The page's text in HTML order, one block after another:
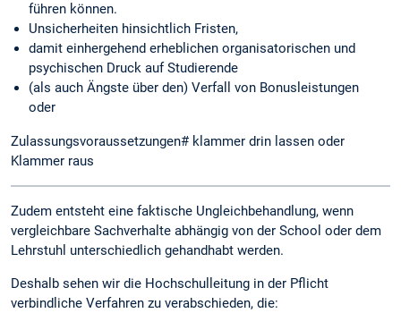
führen können.
Unsicherheiten hinsichtlich Fristen,
damit einhergehend erheblichen organisatorischen und
psychischen Druck auf Studierende
(als auch Ängste über den) Verfall von Bonusleistungen
oder
Zulassungsvoraussetzungen# klammer drin lassen oder
Klammer raus
Zudem entsteht eine faktische Ungleichbehandlung, wenn
vergleichbare Sachverhalte abhängig von der School oder dem
Lehrstuhl unterschiedlich gehandhabt werden.
Deshalb sehen wir die Hochschulleitung in der Pflicht
verbindliche Verfahren zu verabschieden, die: